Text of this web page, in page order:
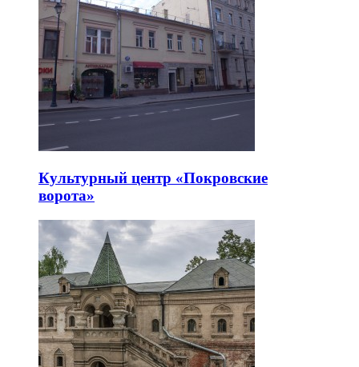
Культурный центр «Покровские
ворота»